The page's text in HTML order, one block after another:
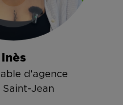
Inès
d'agence
Saint-Jean